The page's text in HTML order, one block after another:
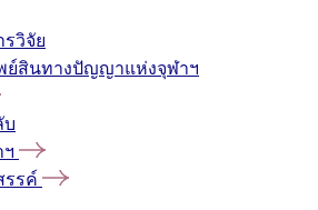
วิจัย
ย์สินทางปัญญาแห่งจุฬาฯ
บ
รรค์